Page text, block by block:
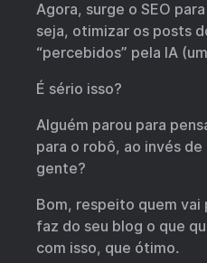
Agora, surge o SEO
seja, otimizar os posts
“percebidos” pela IA
É sério isso?
Alguém parou para
para o robô, ao invés
gente?
Bom, respeito quem vai
faz do seu blog o que
com isso, que ótimo.